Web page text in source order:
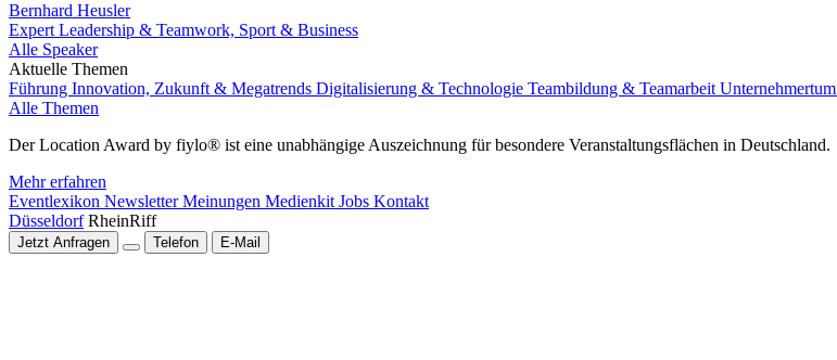
Bernhard Heusler
Expert Leadership & Teamwork, Sport & Business
Alle Speaker
Aktuelle Themen
Führung Innovation, Zukunft & Megatrends Digitalisierung & Technologie Teambildung & Teamarbeit Unternehmertum
Alle Themen
Der Location Award by fiylo® ist eine unabhängige Auszeichnung für besondere Veranstaltungsflächen in Deutschland.
Mehr erfahren
Eventlexikon NewsletterMeinungen Medienkit Jobs Kontakt
Düsseldorf RheinRiff
Jetzt Anfragen Telefon E-Mail